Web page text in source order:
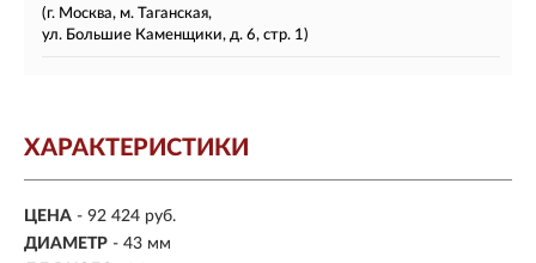
(г. Москва, м. Таганская,
ул. Большие Каменщики, д. 6, стр. 1)
ХАРАКТЕРИСТИКИ
ЦЕНА - 92 424 руб.
ДИАМЕТР - 43 мм